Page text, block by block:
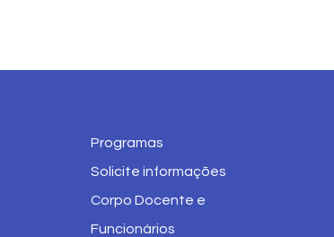
Programas
Solicite informações
Corpo Docente e
Funcionários